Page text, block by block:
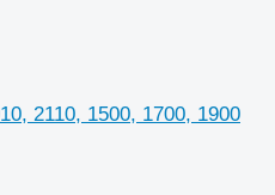
2110, 1500, 1700, 1900